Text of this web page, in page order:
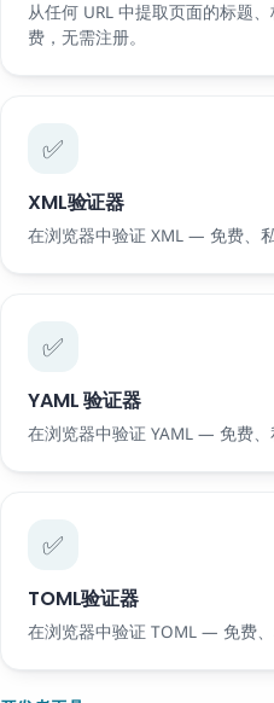
从任何 URL 中提取页面的标题
费，无需注册。
✅
XML验证器
在浏览器中验证 XML — 免费、
✅
YAML 验证器
在浏览器中验证 YAML — 免费、
✅
TOML验证器
在浏览器中验证 TOML — 免费、